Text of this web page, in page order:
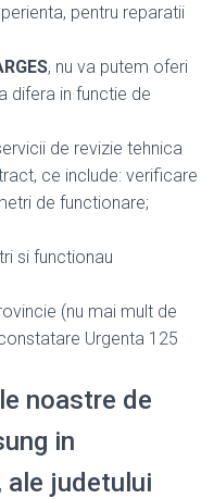
pentru reparatii
, nu va putem oferi
difera in functie de
de revizie tehnica
ce include: verificare
de functionare;
si functionau
(nu mai mult de
Urgenta 125
noastre de
in
ale judetului